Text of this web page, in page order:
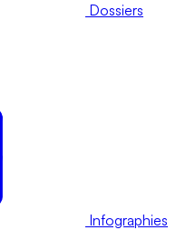
Dossiers
Infographies